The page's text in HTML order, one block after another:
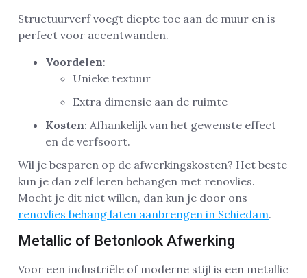
Structuurverf voegt diepte toe aan de muur en is
perfect voor accentwanden.
Voordelen:
Unieke textuur
Extra dimensie aan de ruimte
Kosten: Afhankelijk van het gewenste effect
en de verfsoort.
Wil je besparen op de afwerkingskosten? Het beste
kun je dan zelf leren behangen met renovlies.
Mocht je dit niet willen, dan kun je door ons
renovlies behang laten aanbrengen in Schiedam.
Metallic of Betonlook Afwerking
Voor een industriële of moderne stijl is een metallic